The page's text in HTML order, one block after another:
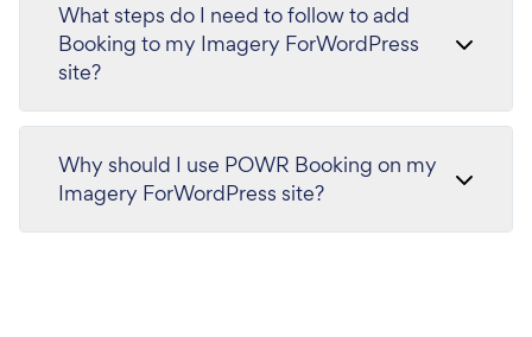
What steps do I need to follow to add
Booking to my Imagery ForWordPress
site?
Why should I use POWR Booking on my
Imagery ForWordPress site?